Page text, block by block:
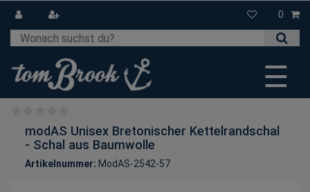
0
☰
modAS Unisex Bretonischer Kettelrandschal
- Schal aus Baumwolle
Artikelnummer: ModAS-2542-57